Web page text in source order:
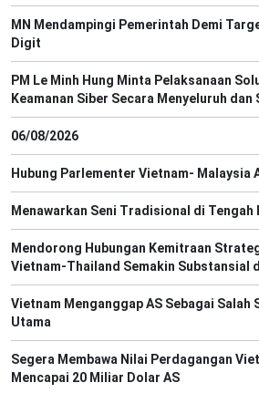
MN Mendampingi Pemerintah Demi
Digit
PM Le Minh Hung Minta Pelaksanaan
Keamanan Siber Secara Menyeluruh dan
06/08/2026
Hubung Parlementer Vietnam- Malaysia
Menawarkan Seni Tradisional di Tengah
Mendorong Hubungan Kemitraan
Vietnam-Thailand Semakin Substansial
Vietnam Menganggap AS Sebagai Salah
Utama
Segera Membawa Nilai Perdagangan
Mencapai 20 Miliar Dolar AS